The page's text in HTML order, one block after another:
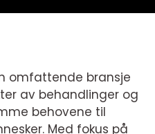
omfattende bransje
av behandlinger og
behovene til
Med fokus på